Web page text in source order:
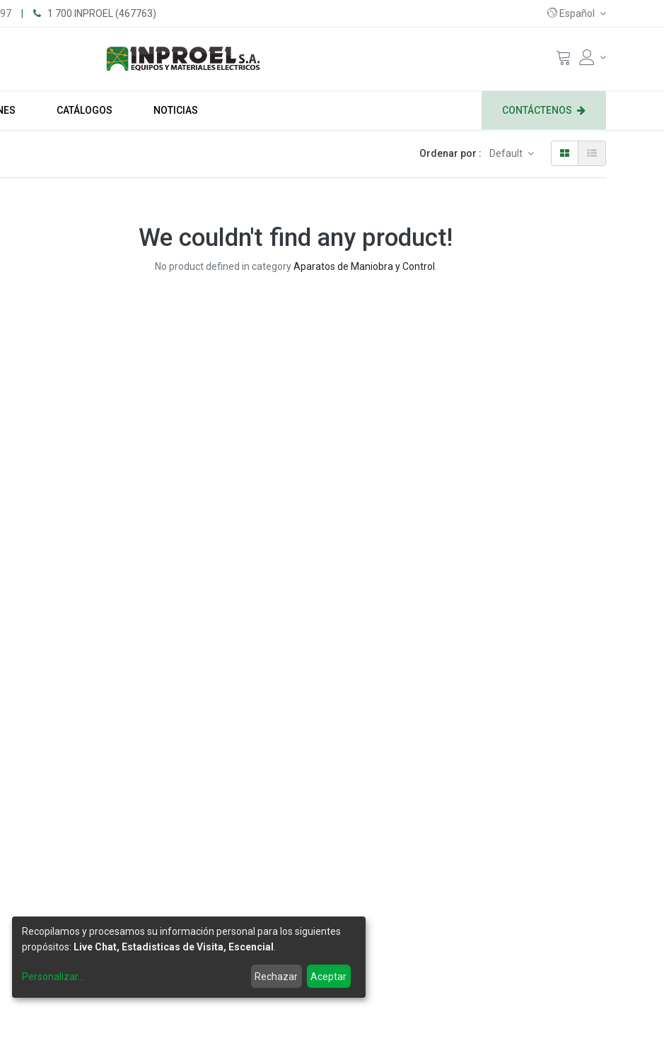
1 700 INPROEL (467763) Español
CATÁLOGOS NOTICIAS CONTÁCTENOS
Ordenar por : Default
We couldn't find any product!
No product defined in categoryAparatos de Maniobra y Control
Recopilamos y procesamos su información personal para los siguientes
propósitos: Live Chat, Estadisticas de Visita, Escencial .
Personalizar... Rechazar Aceptar